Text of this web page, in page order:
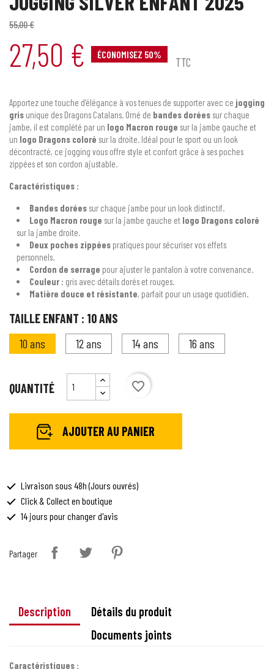
55,00 €
27,50 € ÉCONOMISEZ 50%
TTC
Apportez une touche d’élégance à vos tenues de supporter avec ce jogging
gris unique des Dragons Catalans. Orné de bandes dorées sur chaque
jambe, il est complété par un logo Macron rouge sur la jambe gauche et
un logo Dragons coloré sur la droite. Idéal pour le sport ou un look
décontracté, ce jogging vous offre style et confort grâce à ses poches
zippées et son cordon ajustable.
Caractéristiques :
Bandes dorées sur chaque jambe pour un look distinctif.
Logo Macron rouge sur la jambe gauche et logo Dragons coloré
sur la jambe droite.
Deux poches zippées pratiques pour sécuriser vos effets
personnels.
Cordon de serrage pour ajuster le pantalon à votre convenance.
Couleur : gris avec détails dorés et rouges.
Matière douce et résistante, parfait pour un usage quotidien.
TAILLE ENFANT : 10 ANS
10 ans
12 ans 14 ans 16 ans
QUANTITÉ
AJOUTER AU PANIER
favorite_border
Livraison sous 48h (Jours ouvrés)
Click & Collect en boutique
14 jours pour changer d'avis
Partager
Description
Détails du produit
Documents joints
Caractéristiques :